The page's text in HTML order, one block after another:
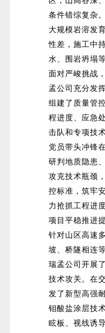
条件错综复杂
大规模岩溶发
性差，施工中
水、围岩坍塌
面对严峻挑战
孟公司充分发
组建了质量管
程进度、应急
击队和专项技
党员带头冲锋
研判地质隐患
攻克技术瓶颈
控标准，筑牢
力抢抓工程进
项目平稳推进
针对山区高速
坡、桥隧相连
瑞孟公司开展
技术攻关。在
发了新型高强
钼酸盐涂层技
眩板、视线诱